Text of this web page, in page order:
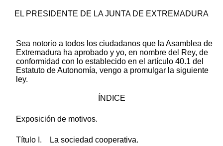
EL PRESIDENTE DE LA JUNTA DE EXTREMADURA
Sea notorio a todos los ciudadanos que la Asamblea de
Extremadura ha aprobado y yo, en nombre del Rey, de
conformidad con lo establecido en el artículo 40.1 del
Estatuto de Autonomía, vengo a promulgar la siguiente
ley.
ÍNDICE
Exposición de motivos.
Título I. La sociedad cooperativa.